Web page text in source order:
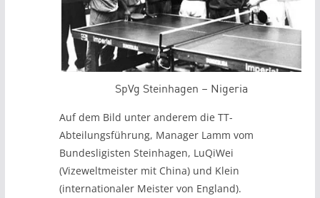
SpVg Steinhagen – Nigeria
Auf dem Bild unter anderem die TT-
Abteilungsführung, Manager Lamm vom
Bundesligisten Steinhagen, LuQiWei
(Vizeweltmeister mit China) und Klein
(internationaler Meister von England).